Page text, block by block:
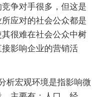
争对手很多，但这是
应对的社会公众都是
很难在社会公众中树
影响企业的营销活
析宏观环境是指影响微